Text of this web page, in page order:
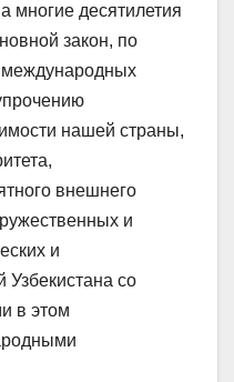
многие десятилетия
закон, по
международных
нашей страны,
внешнего
и
и
Узбекистана со
в этом